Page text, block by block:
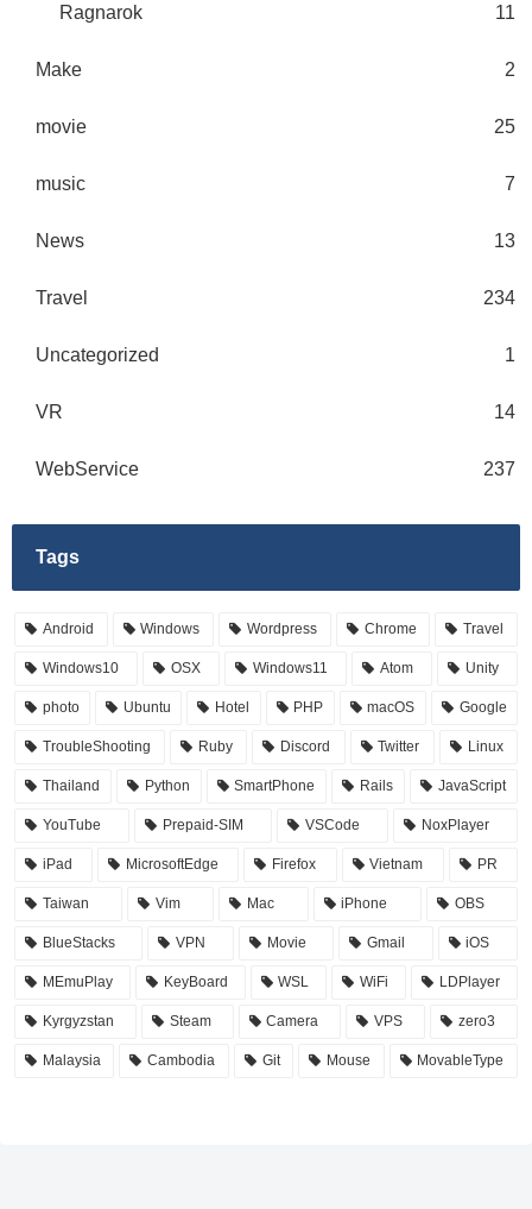
Ragnarok 11
Make 2
movie 25
music 7
News 13
Travel 234
Uncategorized 1
VR 14
WebService 237
Tags
Android Windows Wordpress Chrome Travel
Windows10 OSX Windows11 Atom Unity
photo Ubuntu Hotel PHP macOS Google
TroubleShooting Ruby Discord Twitter Linux
Thailand Python SmartPhone Rails JavaScript
YouTube Prepaid-SIM VSCode NoxPlayer
iPad MicrosoftEdge Firefox Vietnam PR
Taiwan Vim Mac iPhone OBS
BlueStacks VPN Movie Gmail iOS
MEmuPlay KeyBoard WSL WiFi LDPlayer
Kyrgyzstan Steam Camera VPS zero3
Malaysia Cambodia Git Mouse MovableType